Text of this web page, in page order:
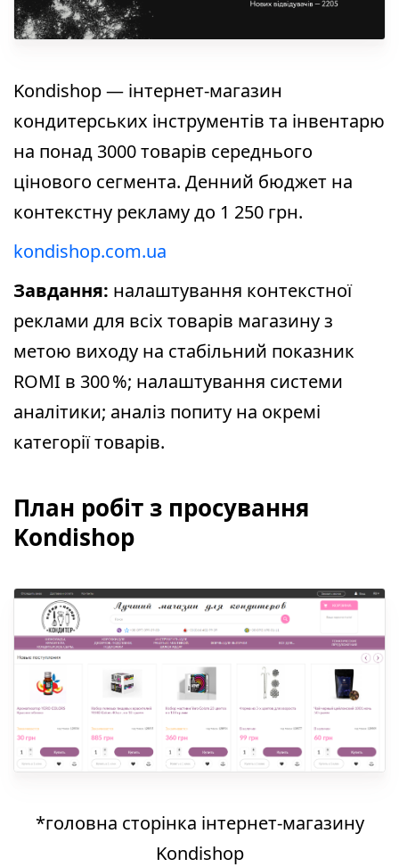
Kondishop — інтернет-магазин
кондитерських інструментів та інвентарю
на понад 3000 товарів середнього
цінового сегмента. Денний бюджет на
контекстну рекламу до 1 250 грн.
kondishop.com.ua
Завдання: налаштування контекстної
реклами для всіх товарів магазину з
метою виходу на стабільний показник
ROMI в 300 %; налаштування системи
аналітики; аналіз попиту на окремі
категорії товарів.
План робіт з просування
Kondishop
*головна сторінка інтернет-магазину
Kondishop